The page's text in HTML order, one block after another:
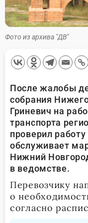
Фото из архива "ДВ"
После жалобы
собрания
Гриневич на
транспорта
проверил
обслуживает
Нижний
в ведомстве.
Перевозчику
о
согласно